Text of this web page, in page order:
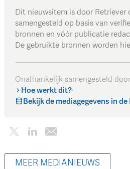
Dit nieuwsitem is door Retriever
samengesteld op basis van
bronnen en vóór publicatie
De gebruikte bronnen worden
Onafhankelijk samengesteld
Hoe werkt dit?·
Bekijk de mediagegevens in
MEER MEDIANIEUWS